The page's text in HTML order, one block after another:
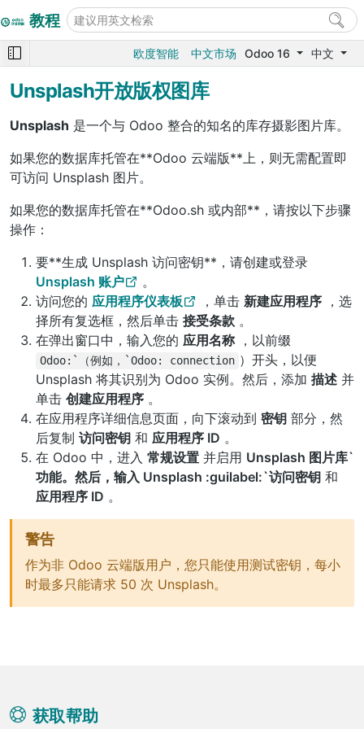
教程
欧度智能 中文市场 Odoo 16 中文
Unsplash开放版权图库
Unsplash 是一个与 Odoo 整合的知名的库存摄影图片库。
如果您的数据库托管在**Odoo 云端版**上，则无需配置即
可访问 Unsplash 图片。
如果您的数据库托管在**Odoo.sh 或内部**，请按以下步骤
操作：
要**生成 Unsplash 访问密钥**，请创建或登录
Unsplash 账户
。
访问您的 应用程序仪表板 ，单击 新建应用程序，选
择所有复选框，然后单击 接受条款 。
在弹出窗口中，输入您的 应用名称，以前缀
Odoo:`（例如，`Odoo: connection ）开头，以便
Unsplash 将其识别为 Odoo 实例。然后，添加 描述 并
单击 创建应用程序 。
在应用程序详细信息页面，向下滚动到 密钥 部分，然
后复制 访问密钥 和 应用程序 ID 。
在 Odoo 中，进入 常规设置 并启用 Unsplash 图片库`
功能。然后，输入 Unsplash :guilabel:`访问密钥 和
应用程序 ID 。
警告
作为非 Odoo 云端版用户，您只能使用测试密钥，每小
时最多只能请求 50 次 Unsplash。
获取帮助